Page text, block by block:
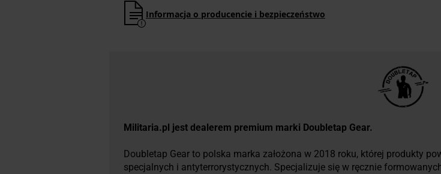
Informacja o producencie i bezpieczeństwo
Militaria.pl jest dealerem premium marki Doubletap Gear.
Doubletap Gear to polska marka założona w 2018 roku, której produkty
specjalnych i antyterrorystycznych. Specjalizuje się w ręcznie